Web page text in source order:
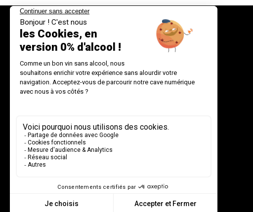
INFORMATIONS
Mentions légales
Conditions Générales de Ventes
Paiement sécurisé
Maison Chavin - Accès Professionnel
Programme de fidélité et parrainage Pierre Chavin
Blog